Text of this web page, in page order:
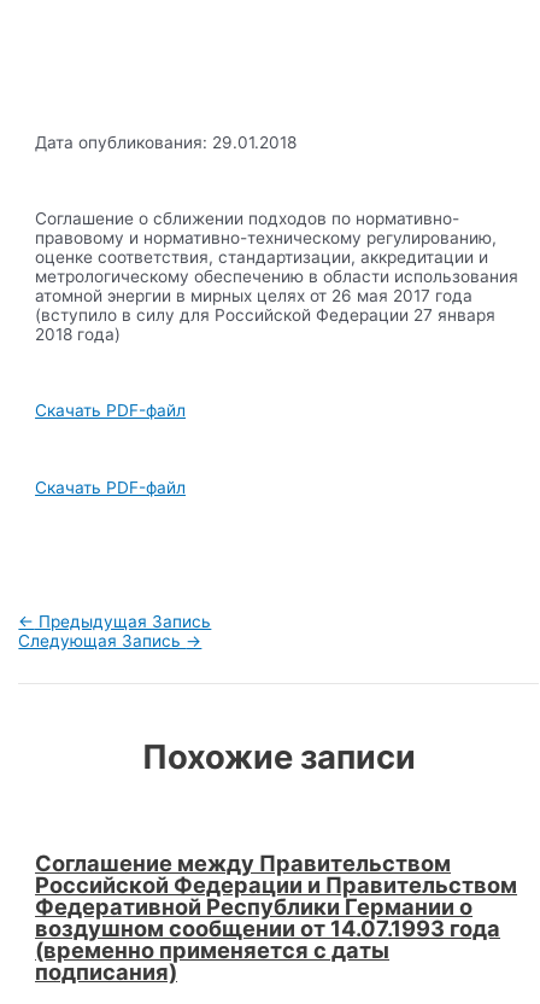
Дата опубликования: 29.01.2018
Соглашение о сближении подходов по нормативно-
правовому и нормативно-техническому регулированию,
оценке соответствия, стандартизации, аккредитации и
метрологическому обеспечению в области использования
атомной энергии в мирных целях от 26 мая 2017 года
(вступило в силу для Российской Федерации 27 января
2018 года)
Скачать PDF-файл
Скачать PDF-файл
Навигация
по
← Предыдущая Запись
Следующая Запись →
Похожие записи
Соглашение между Правительством
Российской Федерации и Правительством
Федеративной Республики Германии о
воздушном сообщении от 14.07.1993 года
(временно применяется с даты
подписания)